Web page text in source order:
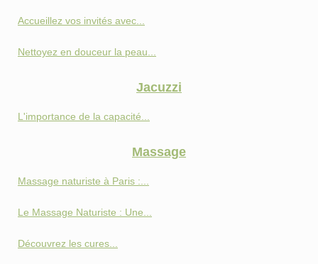
Accueillez vos invités avec...
Nettoyez en douceur la peau...
Jacuzzi
L'importance de la capacité...
Massage
Massage naturiste à Paris :...
Le Massage Naturiste : Une...
Découvrez les cures...